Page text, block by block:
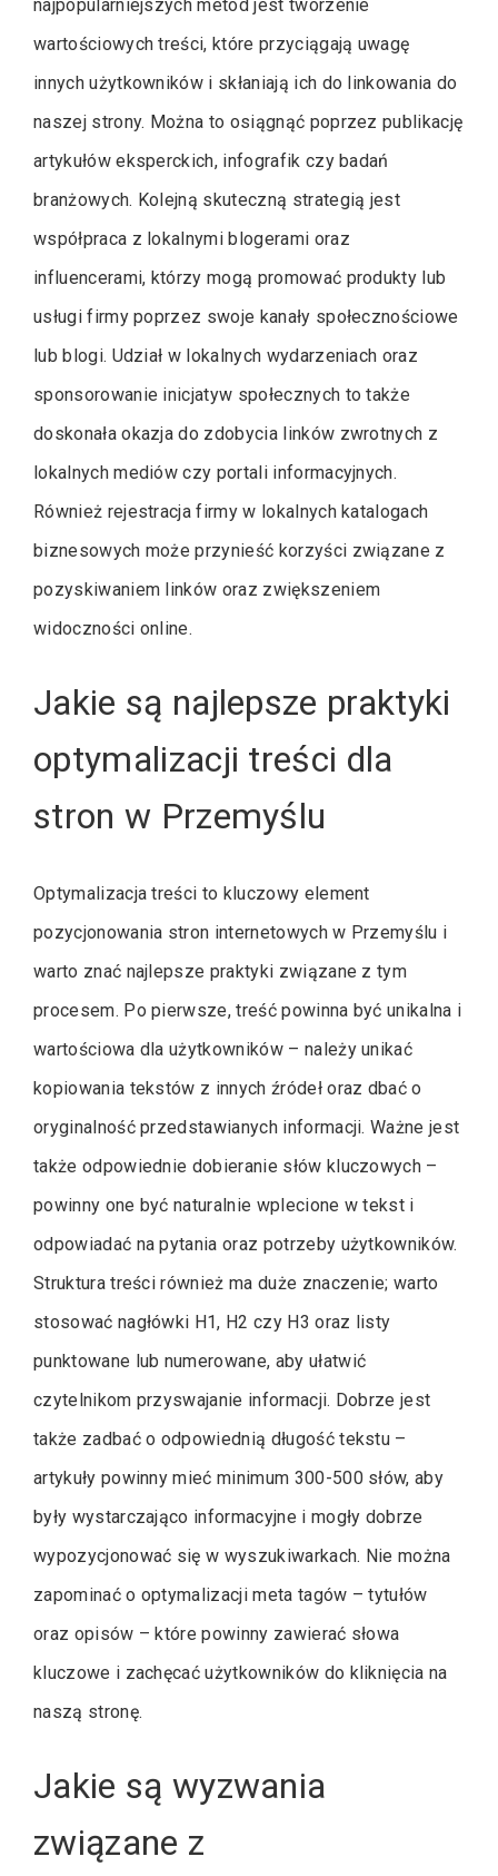
najpopularniejszych metod jest tworzenie
wartościowych treści, które przyciągają uwagę
innych użytkowników i skłaniają ich do linkowania do
naszej strony. Można to osiągnąć poprzez publikację
artykułów eksperckich, infografik czy badań
branżowych. Kolejną skuteczną strategią jest
współpraca z lokalnymi blogerami oraz
influencerami, którzy mogą promować produkty lub
usługi firmy poprzez swoje kanały społecznościowe
lub blogi. Udział w lokalnych wydarzeniach oraz
sponsorowanie inicjatyw społecznych to także
doskonała okazja do zdobycia linków zwrotnych z
lokalnych mediów czy portali informacyjnych.
Również rejestracja firmy w lokalnych katalogach
biznesowych może przynieść korzyści związane z
pozyskiwaniem linków oraz zwiększeniem
widoczności online.
Jakie są najlepsze praktyki
optymalizacji treści dla
stron w Przemyślu
Optymalizacja treści to kluczowy element
pozycjonowania stron internetowych w Przemyślu i
warto znać najlepsze praktyki związane z tym
procesem. Po pierwsze, treść powinna być unikalna i
wartościowa dla użytkowników – należy unikać
kopiowania tekstów z innych źródeł oraz dbać o
oryginalność przedstawianych informacji. Ważne jest
także odpowiednie dobieranie słów kluczowych –
powinny one być naturalnie wplecione w tekst i
odpowiadać na pytania oraz potrzeby użytkowników.
Struktura treści również ma duże znaczenie; warto
stosować nagłówki H1, H2 czy H3 oraz listy
punktowane lub numerowane, aby ułatwić
czytelnikom przyswajanie informacji. Dobrze jest
także zadbać o odpowiednią długość tekstu –
artykuły powinny mieć minimum 300-500 słów, aby
były wystarczająco informacyjne i mogły dobrze
wypozycjonować się w wyszukiwarkach. Nie można
zapominać o optymalizacji meta tagów – tytułów
oraz opisów – które powinny zawierać słowa
kluczowe i zachęcać użytkowników do kliknięcia na
naszą stronę.
Jakie są wyzwania
związane z